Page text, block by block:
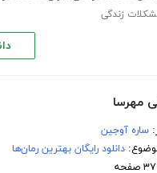
زندگی
مهرسا
ساره آوجین
دانلود رایگان بهترین رمان‌ها
صفحه